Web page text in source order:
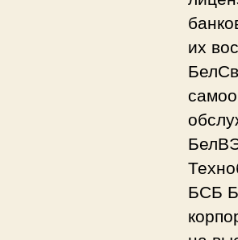
их
БСБ